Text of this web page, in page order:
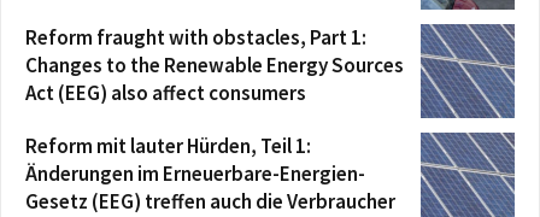
Reform fraught with obstacles, Part 1:
Changes to the Renewable Energy Sources
Act (EEG) also affect consumers
Reform mit lauter Hürden, Teil 1:
Änderungen im Erneuerbare-Energien-
Gesetz (EEG) treffen auch die Verbraucher